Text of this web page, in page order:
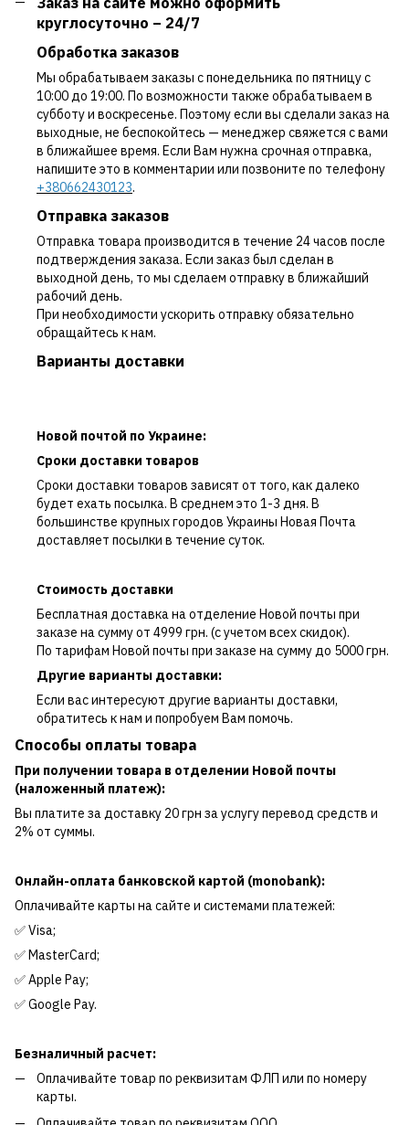
круглосуточно – 24/7
Обработка заказов
Мы обрабатываем заказы с понедельника по пятницу с
10:00 до 19:00. По возможности также обрабатываем в
субботу и воскресенье. Поэтому если вы сделали заказ на
выходные, не беспокойтесь — менеджер свяжется с вами
в ближайшее время. Если Вам нужна срочная отправка,
напишите это в комментарии или позвоните по телефону
+380662430123.
Отправка заказов
Отправка товара производится в течение 24 часов после
подтверждения заказа. Если заказ был сделан в
выходной день, то мы сделаем отправку в ближайший
рабочий день.
При необходимости ускорить отправку обязательно
обращайтесь к нам.
Варианты доставки
Новой почтой по Украине:
Сроки доставки товаров
Сроки доставки товаров зависят от того, как далеко
будет ехать посылка. В среднем это 1-3 дня. В
большинстве крупных городов Украины Новая Почта
доставляет посылки в течение суток.
Стоимость доставки
Бесплатная доставка на отделение Новой почты при
заказе на сумму от 4999 грн. (с учетом всех скидок).
По тарифам Новой почты при заказе на сумму до 5000 грн.
Другие варианты доставки:
Если вас интересуют другие варианты доставки,
обратитесь к нам и попробуем Вам помочь.
Способы оплаты товара
При получении товара в отделении Новой почты
(наложенный платеж):
Вы платите за доставку 20 грн за услугу перевод средств и
2% от суммы.
Онлайн-оплата банковской картой (monobank):
Оплачивайте карты на сайте и системами платежей:
✅ Visa;
✅ MasterCard;
✅ Apple Pay;
✅ Google Pay.
Безналичный расчет:
Оплачивайте товар по реквизитам ФЛП или по номеру
карты.